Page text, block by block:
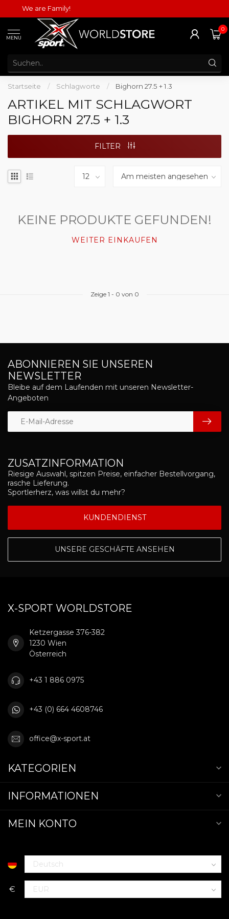
We are Family!
MENU
0
Startseite / Schlagworte / Bighorn 27.5 + 1.3
ARTIKEL MIT SCHLAGWORT
BIGHORN 27.5 + 1.3
FILTER
KEINE PRODUKTE GEFUNDEN!
WEITER EINKAUFEN
Zeige 1 - 0 von 0
ZUSATZINFORMATION
Riesige Auswahl, spitzen Preise, einfacher Bestellvorgang,
rasche Lieferung.
Sportlerherz, was willst du mehr?
KUNDENDIENST
UNSERE GESCHÄFTE ANSEHEN
ABONNIEREN SIE UNSEREN
NEWSLETTER
Bleibe auf dem Laufenden mit unseren Newsletter-
Angeboten
X-SPORT WORLDSTORE
Ketzergasse 376-382
1230 Wien
Österreich
+43 1 886 0975
+43 (0) 664 4608746
office@x-sport.at
KATEGORIEN
INFORMATIONEN
MEIN KONTO
€